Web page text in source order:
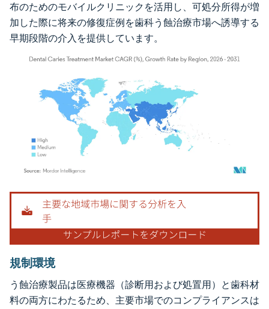
布のためのモバイルクリニックを活用し、可処分所得が増
加した際に将来の修復症例を歯科う蝕治療市場へ誘導する
早期段階の介入を提供しています。
画像 © Mordor Intelligence。再利用にはCC BY 4.0の表示が必要です。
規制環境
う蝕治療製品は医療機器（診断用および処置用）と歯科材
料の両方にわたるため、主要市場でのコンプライアンスは